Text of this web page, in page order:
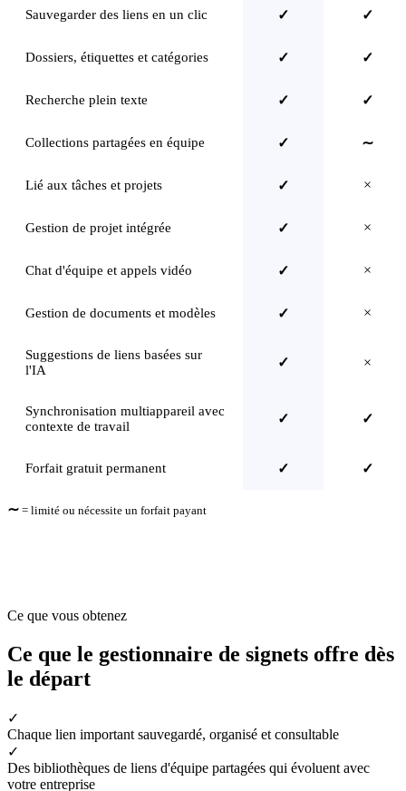
Sauvegarder des liens en un clic ✓ ✓
Dossiers, étiquettes et catégories ✓ ✓
Recherche plein texte ✓ ✓
Collections partagées en équipe ✓ ∼
Lié aux tâches et projets ✓ ×
Gestion de projet intégrée ✓ ×
Chat d'équipe et appels vidéo ✓ ×
Gestion de documents et modèles ✓ ×
Suggestions de liens basées sur
l'IA
✓ ×
Synchronisation multiappareil avec
contexte de travail
✓ ✓
Forfait gratuit permanent ✓ ✓
∼ = limité ou nécessite un forfait payant
Ce que vous obtenez
Ce que le gestionnaire de signets offre dès
le départ
✓
Chaque lien important sauvegardé, organisé et consultable
✓
Des bibliothèques de liens d'équipe partagées qui évoluent avec
votre entreprise